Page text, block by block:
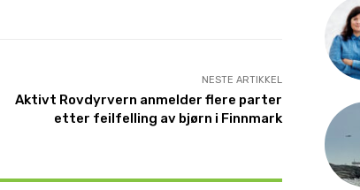
NESTE ARTIKKEL
Aktivt Rovdyrvern anmelder flere parter
etter feilfelling av bjørn i Finnmark